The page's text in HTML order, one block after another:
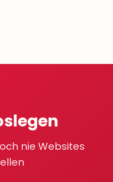
nie Websites